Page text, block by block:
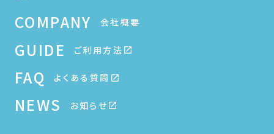
COMPANY 会社概要
GUIDE ご利用方法
FAQ よくある質問
NEWS お知らせ